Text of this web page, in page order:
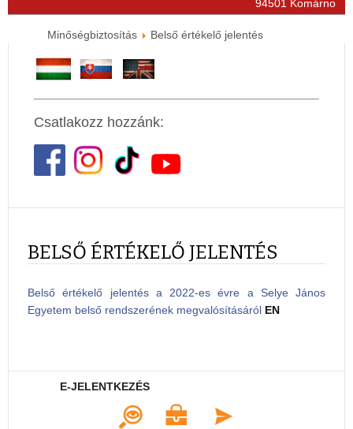
94501 Komárno
Minőségbiztosítás Belső értékelő jelentés
Csatlakozz hozzánk:
BELSŐ ÉRTÉKELŐ JELENTÉS
Belső értékelő jelentés a 2022-es évre a Selye János
Egyetem belső rendszerének megvalósításáról EN
E-JELENTKEZÉS